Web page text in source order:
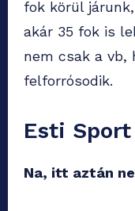
fok körül
akár 35 fok is
nem csak a vb,
felforrósodik.
Esti Sport
Na, itt aztán